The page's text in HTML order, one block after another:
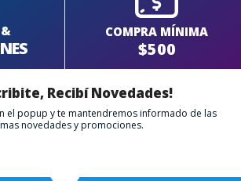
& COMPRA MÍNIMA
$500
Recibí Novedades!
el popup y te mantendremos informado de las
novedades y promociones.